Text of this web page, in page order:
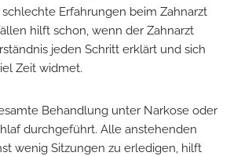
Erfahrungen beim Zahnarzt
hilft schon, wenn der Zahnarzt
jeden Schritt erklärt und sich
Zeit widmet.
Behandlung unter Narkose oder
durchgeführt. Alle anstehenden
wenig Sitzungen zu erledigen, hilft